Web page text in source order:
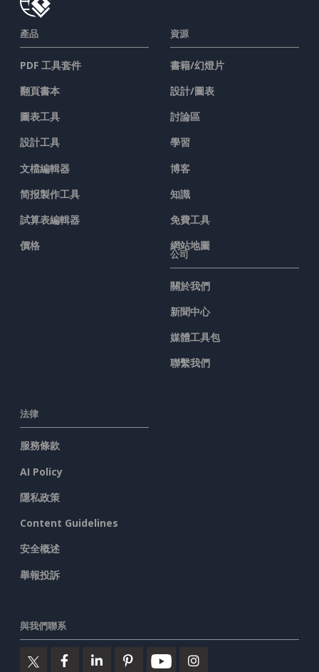
產品
PDF 工具套件
翻頁書本
圖表工具
設計工具
文檔編輯器
简报製作工具
試算表編輯器
價格
資源
書籍/幻燈片
設計/圖表
討論區
學習
博客
知識
免費工具
網站地圖
公司
關於我們
新聞中心
媒體工具包
聯繫我們
法律
服務條款
AI Policy
隱私政策
Content Guidelines
安全概述
舉報投訴
與我們聯系